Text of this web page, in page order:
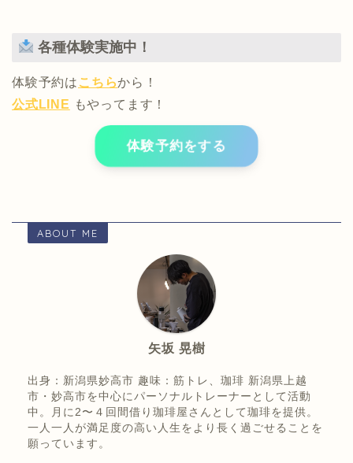
各種体験実施中！
体験予約は こちらから！
公式LINE もやってます！
体験予約をする
ABOUT ME
矢坂 晃樹
出身：新潟県妙高市 趣味：筋トレ、珈琲 新潟県上越
市・妙高市を中心にパーソナルトレーナーとして活動
中。月に2〜４回間借り珈琲屋さんとして珈琲を提供。
一人一人が満足度の高い人生をより長く過ごせることを
願っています。